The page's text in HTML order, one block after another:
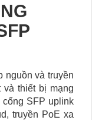
nguồn và truyền
và thiết bị mạng
SFP uplink
truyền PoE xa